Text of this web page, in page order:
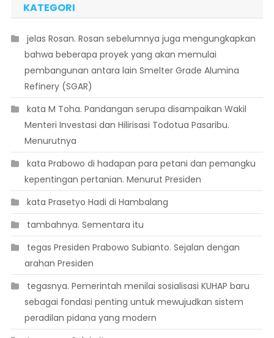
KATEGORI
 jelas Rosan. Rosan sebelumnya juga mengungkapkan
bahwa beberapa proyek yang akan memulai
pembangunan antara lain Smelter Grade Alumina
Refinery (SGAR)
 kata M Toha. Pandangan serupa disampaikan Wakil
Menteri Investasi dan Hilirisasi Todotua Pasaribu.
Menurutnya
 kata Prabowo di hadapan para petani dan pemangku
kepentingan pertanian. Menurut Presiden
 kata Prasetyo Hadi di Hambalang
 tambahnya. Sementara itu
 tegas Presiden Prabowo Subianto. Sejalan dengan
arahan Presiden
 tegasnya. Pemerintah menilai sosialisasi KUHAP baru
sebagai fondasi penting untuk mewujudkan sistem
peradilan pidana yang modern